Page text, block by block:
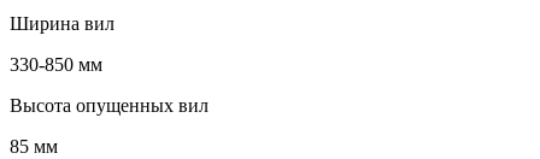
Ширина вил
330-850 мм
Высота опущенных вил
85 мм